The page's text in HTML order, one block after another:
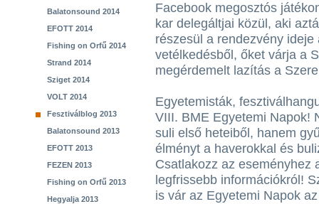
Balatonsound 2014
EFOTT 2014
Fishing on Orfű 2014
Strand 2014
Sziget 2014
VOLT 2014
Fesztiválblog 2013
Balatonsound 2013
EFOTT 2013
FEZEN 2013
Fishing on Orfű 2013
Hegyalja 2013
Facebook megosztós
kar delegáltjai közül, aki
részesül a rendezvény
vetélkedésből, őket várja a
megérdemelt lazítás a
Egyetemisták,
VIII. BME Egyetemi Napok!
suli első heteiből, hanem
élményt a haverokkal és
Csatlakozz az eseményhez
legfrissebb információkról!
is vár az Egyetemi Napok